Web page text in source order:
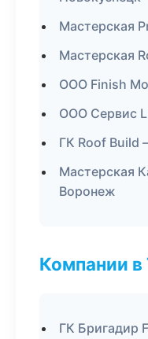
Мастерская
Мастерская
ООО Finish
ООО Сервис
ГК Roof Build
Мастерская
Воронеж
Компании в
ГК Бригадир